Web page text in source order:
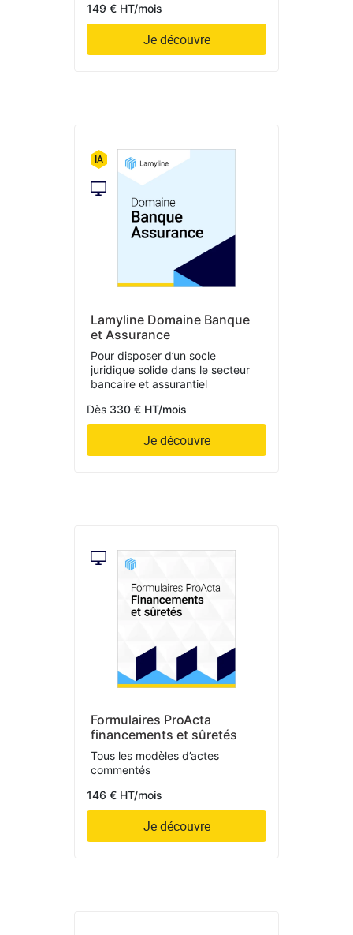
149 € HT/mois
Je découvre
Lamyline Domaine Banque
et Assurance
Pour disposer d’un socle
juridique solide dans le secteur
bancaire et assurantiel
Dès 330 € HT/mois
Je découvre
Formulaires ProActa
financements et sûretés
Tous les modèles d’actes
commentés
146 € HT/mois
Je découvre